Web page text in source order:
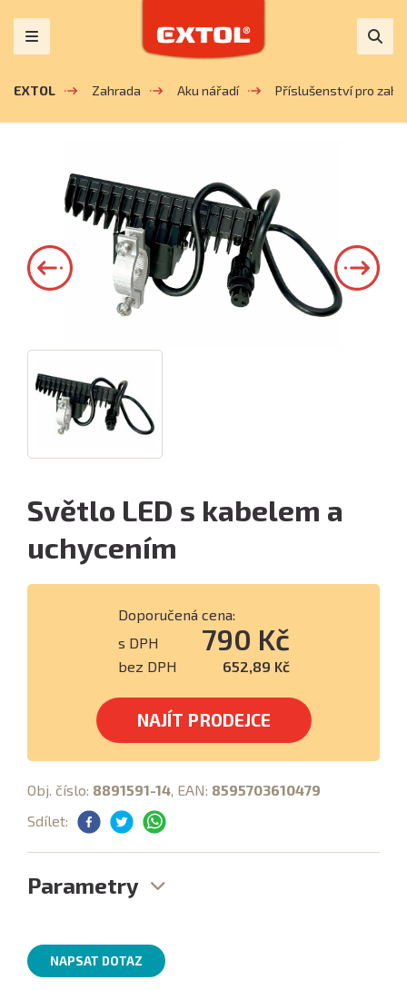
EXTOL Zahrada Aku nářadí Příslušenství pro
Světlo LED s kabelem a
uchycením
Doporučená cena:
s DPH
790 Kč
bez DPH 652,89 Kč
NAJÍT PRODEJCE
Obj. číslo: 8891591-14, EAN: 8595703610479
Sdílet:
Parametry
NAPSAT DOTAZ